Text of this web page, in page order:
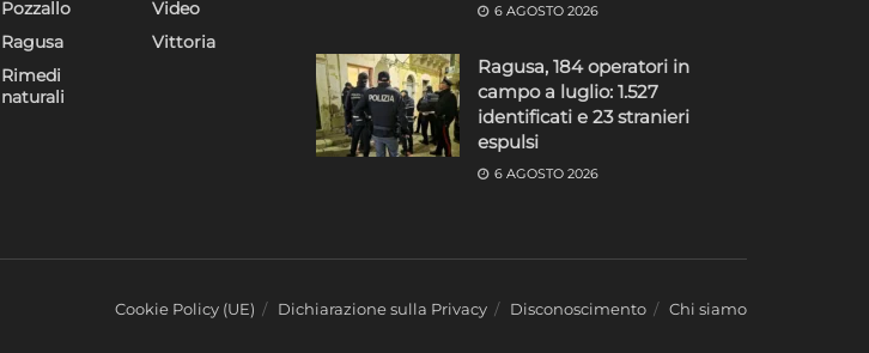
Pozzallo
Ragusa
Rimedi
naturali
Video
Vittoria
6 AGOSTO 2026
Ragusa, 184 operatori in
campo a luglio: 1.527
identificati e 23 stranieri
espulsi
6 AGOSTO 2026
Cookie Policy (UE) Dichiarazione sulla Privacy Disconoscimento Chi siamo